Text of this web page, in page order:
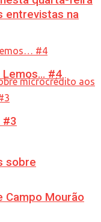
sobre
Mourão
entrevistas na
Lemos… #4
#3